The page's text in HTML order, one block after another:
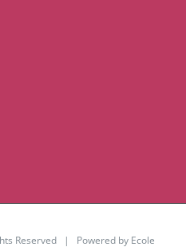
Reserved | Powered by Ecole